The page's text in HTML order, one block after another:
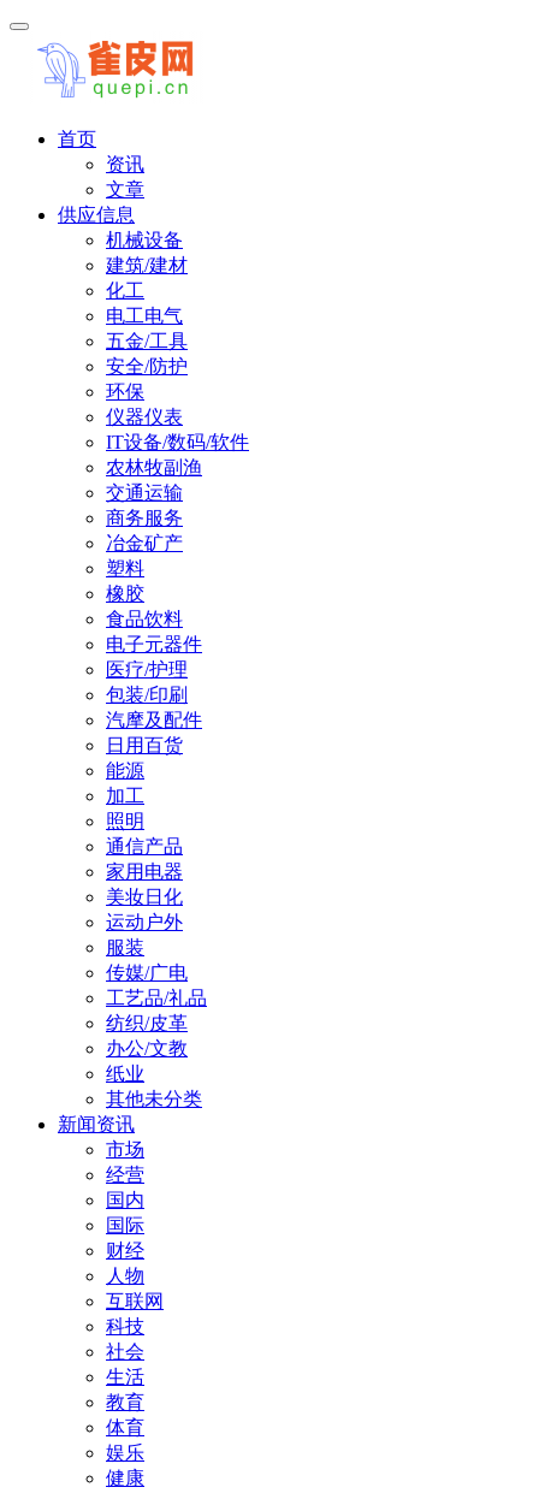
首页
资讯
文章
供应信息
机械设备
建筑/建材
化工
电工电气
五金/工具
安全/防护
环保
仪器仪表
IT设备/数码/软件
农林牧副渔
交通运输
商务服务
冶金矿产
塑料
橡胶
食品饮料
电子元器件
医疗/护理
包装/印刷
汽摩及配件
日用百货
能源
加工
照明
通信产品
家用电器
美妆日化
运动户外
服装
传媒/广电
工艺品/礼品
纺织/皮革
办公/文教
纸业
其他未分类
新闻资讯
市场
经营
国内
国际
财经
人物
互联网
科技
社会
生活
教育
体育
娱乐
健康